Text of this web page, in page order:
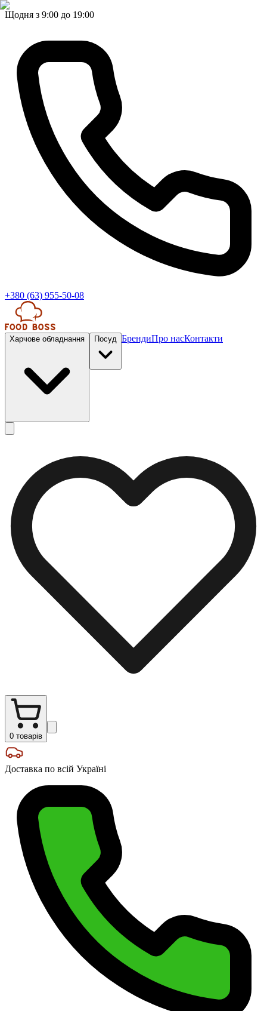
Щодня з 9:00 до 19:00
+380 (63) 955-50-08
Харчове обладнання Посуд БрендиПро насКонтакти
0 товарів
Доставка по всій Україні